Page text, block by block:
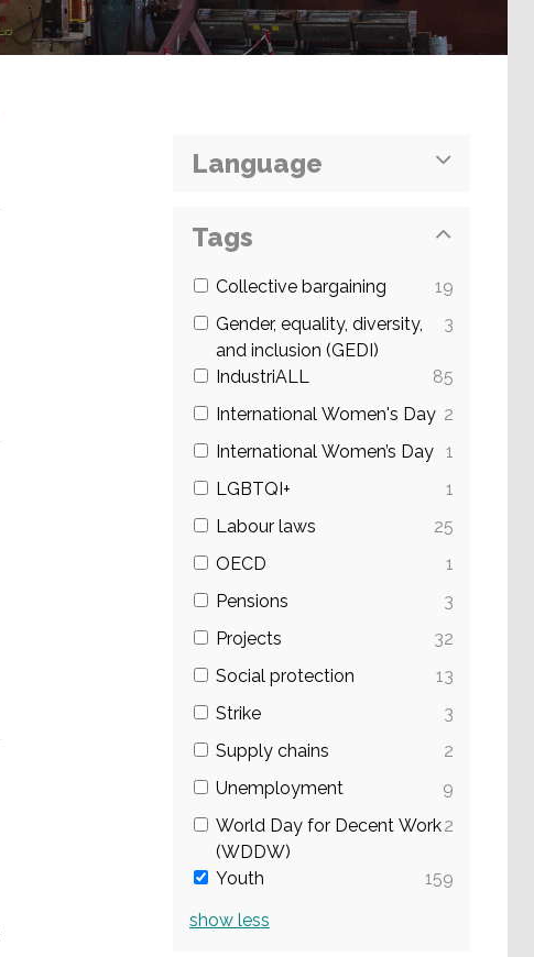
Language
Tags
Collective bargaining
19
Gender, equality, diversity,
and inclusion (GEDI)
3
IndustriALL
85
International Women's Day 2
International Women’s Day 1
LGBTQI+
1
Labour laws
25
OECD
1
Pensions
3
Projects
32
Social protection
13
Strike
3
Supply chains
2
Unemployment
9
World Day for Decent Work
(WDDW)
2
Youth
159
show less